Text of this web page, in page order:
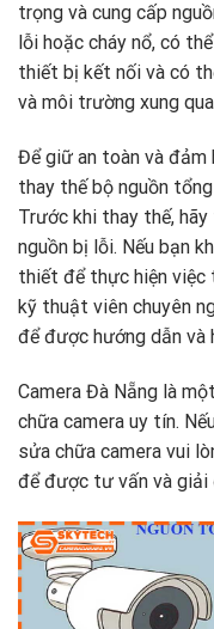
trọng và cung cấp
lỗi hoặc cháy nổ, có
thiết bị kết nối và có
và môi trường xung
Để giữ an toàn và đảm
thay thế bộ nguồn
Trước khi thay thế,
nguồn bị lỗi. Nếu bạn
thiết để thực hiện việc
kỹ thuật viên chuyên
để được hướng dẫn và
Camera Đà Nẵng là
chữa camera uy tín.
sửa chữa camera vui
để được tư vấn và giải